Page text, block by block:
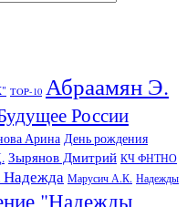
TOP-10 Абраамян Э.
России
Арина День рождения
Зырянов Дмитрий КЧ ФНТНО
Надежда Марусич А.К. Надежды
"Надежды